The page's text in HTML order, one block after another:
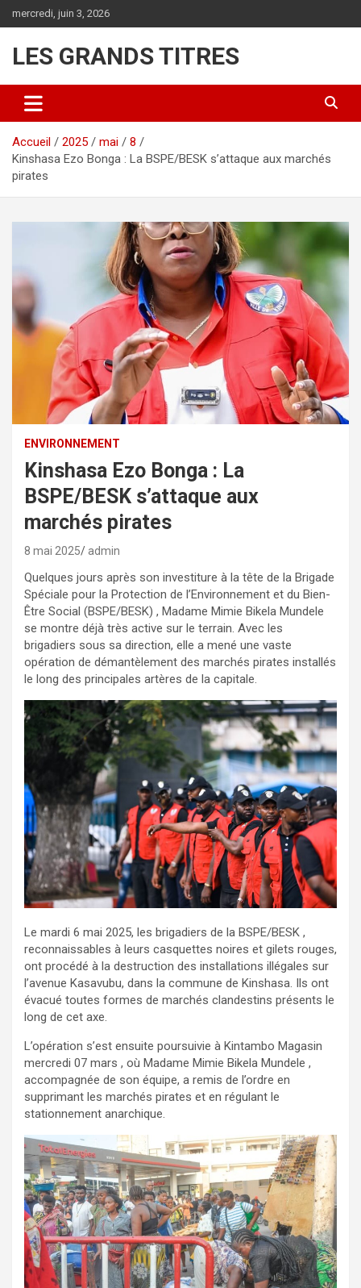
au
mercredi, juin 3, 2026
LES GRANDS TITRES
Accueil 2025 mai
8
Kinshasa Ezo Bonga : La BSPE/BESK s’attaque aux marchés
pirates
ENVIRONNEMENT
Kinshasa Ezo Bonga : La
BSPE/BESK s’attaque aux
marchés pirates
8 mai 2025 admin
Quelques jours après son investiture à la tête de la Brigade
Spéciale pour la Protection de l’Environnement et du Bien-
Être Social (BSPE/BESK) , Madame Mimie Bikela Mundele
se montre déjà très active sur le terrain. Avec les
brigadiers sous sa direction, elle a mené une vaste
opération de démantèlement des marchés pirates installés
le long des principales artères de la capitale.
Le mardi 6 mai 2025, les brigadiers de la BSPE/BESK ,
reconnaissables à leurs casquettes noires et gilets rouges,
ont procédé à la destruction des installations illégales sur
l’avenue Kasavubu, dans la commune de Kinshasa. Ils ont
évacué toutes formes de marchés clandestins présents le
long de cet axe.
L’opération s’est ensuite poursuivie à Kintambo Magasin
mercredi 07 mars , où Madame Mimie Bikela Mundele ,
accompagnée de son équipe, a remis de l’ordre en
supprimant les marchés pirates et en régulant le
stationnement anarchique.